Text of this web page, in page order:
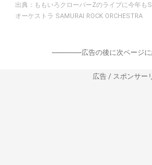
出典： ももいろクローバーZのライブに今年も
オーケストラ SAMURAI ROCK ORCHESTRA
-----------------広告の後に次ページに
広告 / スポンサー